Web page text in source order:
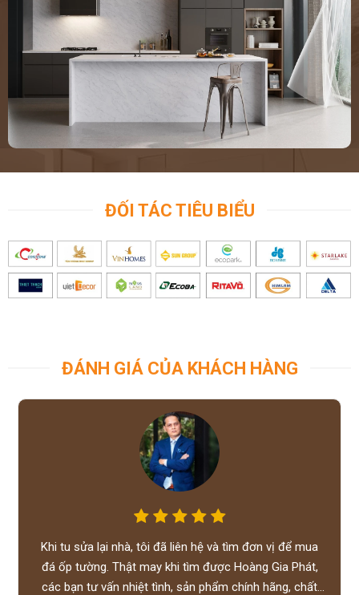
ĐỐI TÁC TIÊU BIỂU
ĐÁNH GIÁ CỦA KHÁCH HÀNG
Khi tu sửa lại nhà, tôi đã liên hệ và tìm đơn vị để mua
đá ốp tường. Thật may khi tìm được Hoàng Gia Phát,
các bạn tư vấn nhiệt tình, sản phẩm chính hãng, chất